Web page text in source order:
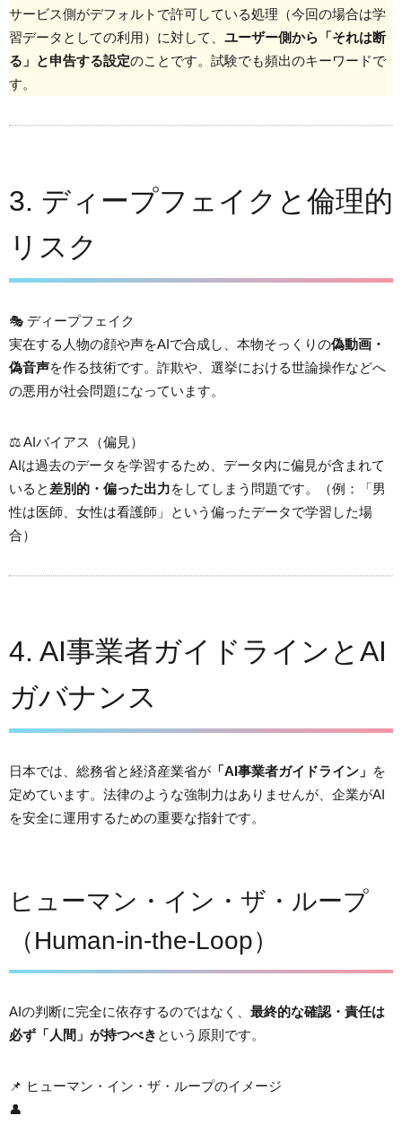
サービス側がデフォルトで許可している処理（今回の場合は学
習データとしての利用）に対して、 ユーザー側から「それは断
る」と申告する設定のことです。試験でも頻出のキーワードで
す。
3. ディープフェイクと倫理的
リスク
🎭 ディープフェイク
実在する人物の顔や声をAIで合成し、本物そっくりの偽動画・
偽音声を作る技術です。詐欺や、選挙における世論操作などへ
の悪用が社会問題になっています。
⚖️ AIバイアス（偏見）
AIは過去のデータを学習するため、データ内に偏見が含まれて
いると 差別的・偏った出力をしてしまう問題です。（例：「男
性は医師、女性は看護師」という偏ったデータで学習した場
合）
4. AI事業者ガイドラインとAI
ガバナンス
日本では、総務省と経済産業省が 「AI事業者ガイドライン」
を
定めています。法律のような強制力はありませんが、企業がAI
を安全に運用するための重要な指針です。
ヒューマン・イン・ザ・ループ
（Human-in-the-Loop）
AIの判断に完全に依存するのではなく、 最終的な確認・責任は
必ず「人間」が持つべき という原則です。
📌 ヒューマン・イン・ザ・ループのイメージ
👤